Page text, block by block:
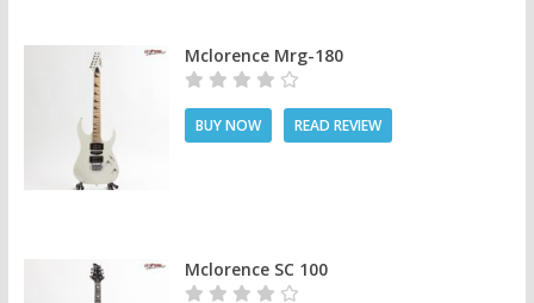
Mclorence Mrg-180
BUY NOW READ REVIEW
Mclorence SC 100